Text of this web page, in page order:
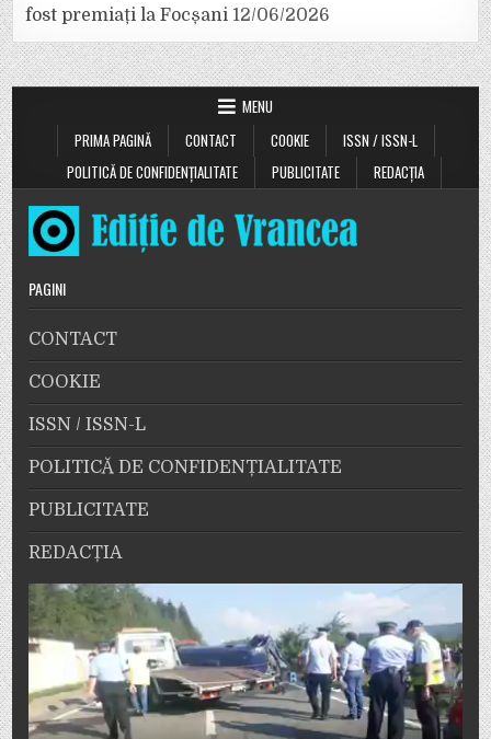
fost premiați la Focșani 12/06/2026
MENU
PRIMA PAGINĂ
CONTACT COOKIE
ISSN / ISSN-L
POLITICĂ DE CONFIDENȚIALITATE
PUBLICITATE REDACȚIA
PAGINI
CONTACT
COOKIE
ISSN / ISSN-L
POLITICĂ DE CONFIDENȚIALITATE
PUBLICITATE
REDACȚIA